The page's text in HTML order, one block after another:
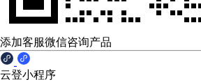
添加客服微信咨询产品
云登小程序